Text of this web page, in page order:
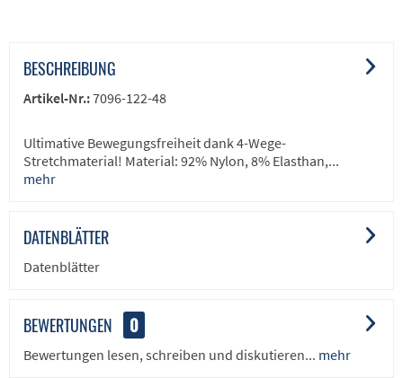
BESCHREIBUNG
Artikel-Nr.:7096-122-48
Ultimative Bewegungsfreiheit dank 4-Wege-
Stretchmaterial! Material: 92% Nylon, 8% Elasthan,...
mehr
DATENBLÄTTER
Datenblätter
BEWERTUNGEN 0
Bewertungen lesen, schreiben und diskutieren... mehr